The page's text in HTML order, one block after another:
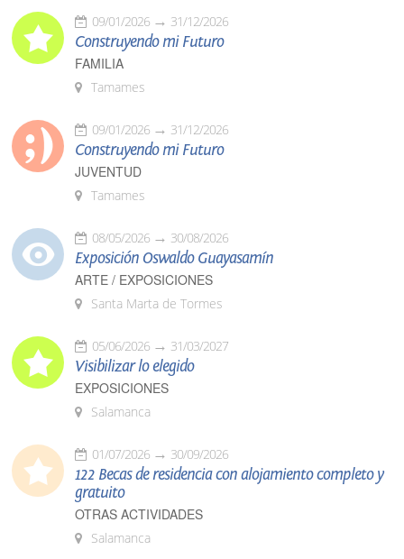
09/01/2026 31/12/2026
Construyendo mi Futuro
FAMILIA
Tamames
09/01/2026 31/12/2026
Construyendo mi Futuro
JUVENTUD
Tamames
08/05/2026 30/08/2026
Exposición Oswaldo Guayasamín
ARTE / EXPOSICIONES
Santa Marta de Tormes
05/06/2026 31/03/2027
Visibilizar lo elegido
EXPOSICIONES
Salamanca
01/07/2026 30/09/2026
122 Becas de residencia con alojamiento completo y
gratuito
OTRAS ACTIVIDADES
Salamanca